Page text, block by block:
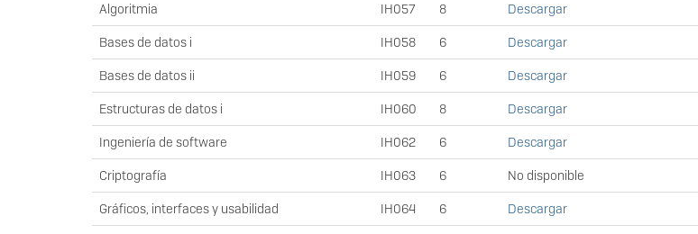
Algoritmia IH057 8 Descargar
Bases de datos i IH058 6 Descargar
Bases de datos ii IH059 6 Descargar
Estructuras de datos i IH060 8 Descargar
Ingeniería de software IH062 6 Descargar
Criptografía IH063 6 No disponible
Gráficos, interfaces y usabilidad IH064 6 Descargar